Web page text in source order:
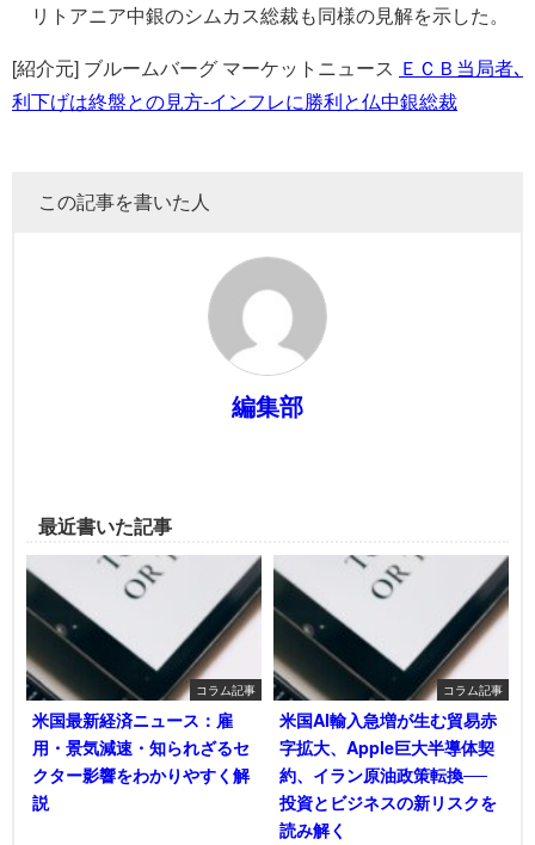
リトアニア中銀のシムカス総裁も同様の見解を示した。
[紹介元] ブルームバーグ マーケットニュース ＥＣＢ当局者､
利下げは終盤との見方-インフレに勝利と仏中銀総裁
この記事を書いた人
編集部
最近書いた記事
コラム記事
米国最新経済ニュース：雇
用・景気減速・知られざるセ
クター影響をわかりやすく解
説
コラム記事
米国AI輸入急増が生む貿易赤
字拡大、Apple巨大半導体契
約、イラン原油政策転換──
投資とビジネスの新リスクを
読み解く